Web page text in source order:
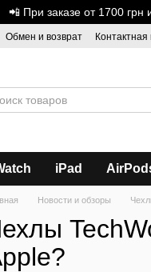
📲 При заказе от 1700
Обмен и возврат
iPad
Новости и обзоры